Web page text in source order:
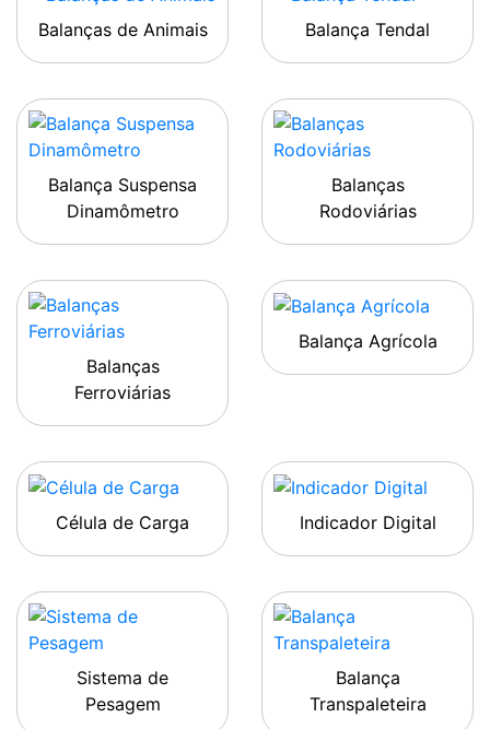
Balanças de Animais Balança Tendal
Balança Suspensa
Dinamômetro
Balanças
Rodoviárias
Balanças
Ferroviárias
Balança Agrícola
Célula de Carga Indicador Digital
Sistema de
Pesagem
Balança
Transpaleteira